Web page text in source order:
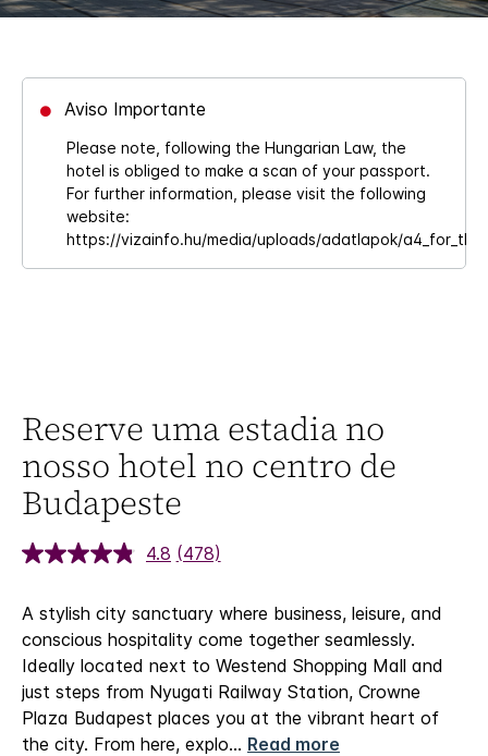
Aviso Importante
Please note, following the Hungarian Law, the
hotel is obliged to make a scan of your passport.
For further information, please visit the following
website:
https://vizainfo.hu/media/uploads/adatlapok/
Reserve uma estadia no
nosso hotel no centro de
Budapeste
4.8 (478)
A stylish city sanctuary where business, leisure, and
conscious hospitality come together seamlessly.
Ideally located next to Westend Shopping Mall and
just steps from Nyugati Railway Station, Crowne
Plaza Budapest places you at the vibrant heart of
the city. From here, explo... Read more